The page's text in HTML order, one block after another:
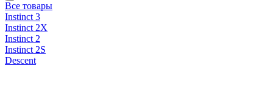
Все товары
Instinct 3
Instinct 2X
Instinct 2
Instinct 2S
Descent